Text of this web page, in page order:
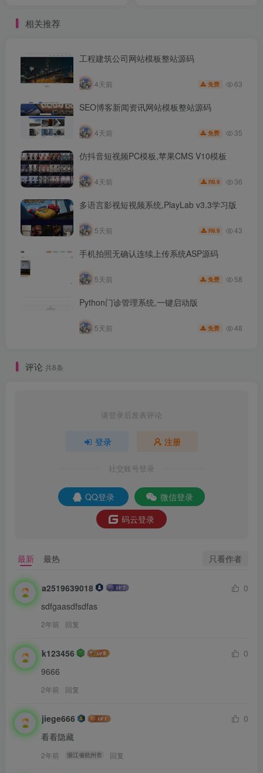
相关推荐
工程建筑公司网站模板整站源码
4天前 免费 63
SEO博客新闻资讯网站模板整站源码
4天前 免费 35
仿抖音短视频PC模板,苹果CMS V10模板
4天前 R9.9 36
多语言影视短视频系统,PlayLab v3.3学习版
5天前 R9.9 43
手机拍照无确认连续上传系统ASP源码
5天前 免费 58
Python门诊管理系统,一键启动版
5天前 免费 48
评论 共8条
请登录后发表评论
登录 注册
社交账号登录
QQ登录
微信登录
码云登录
最新 最热 只看作者
a2519639018
0
sdfgaasdfsdfas
2年前 回复
k123456
0
9666
2年前 回复
jiege666
0
看看隐藏
2年前 浙江省杭州市 回复